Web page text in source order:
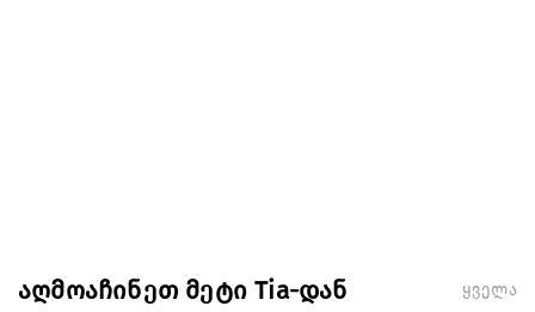
აღმოაჩინეთ მეტი Tia-დან ყველა